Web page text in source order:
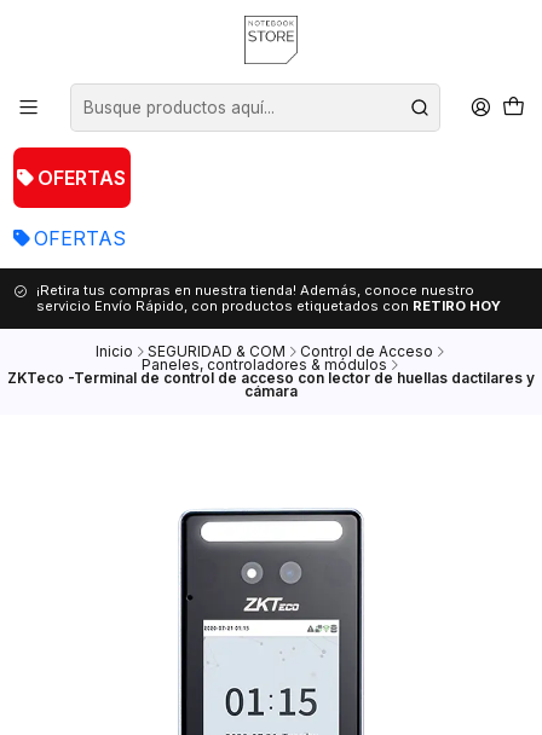
OFERTAS
OFERTAS
¡Retira tus compras en nuestra tienda! Además, conoce nuestro
servicio Envío Rápido, con productos etiquetados con RETIRO HOY
Inicio SEGURIDAD & COM Control de Acceso
Paneles, controladores & módulos
ZKTeco -Terminal de control de acceso con lector de huellas dactilares y
cámara